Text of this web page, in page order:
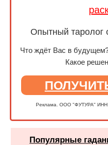
Опытный таролог
Что ждёт Вас в
Какое
Реклама. ООО "ФУТУРА" ИНН:
Популярные